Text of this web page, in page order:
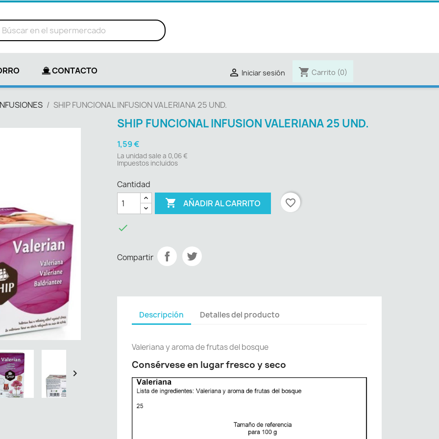
 Iniciar sesión shopping_cart Carrito (0)
CONTACTO
SHIP FUNCIONAL INFUSION VALERIANA 25 UND.

SHIP FUNCIONAL INFUSION VALERIANA 25 UND.
1,59 €
La unidad sale a 0,06 €
Impuestos incluidos
Cantidad
 AÑADIR AL CARRITO favorite_border

Compartir
Descripción Detalles del producto
Valeriana y aroma de frutas del bosque
Consérvese en lugar fresco y seco